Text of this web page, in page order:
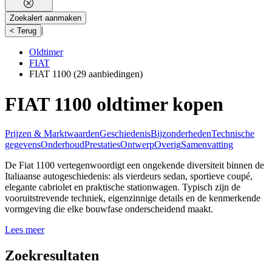
Zoekalert aanmaken
< Terug |
Oldtimer
FIAT
FIAT 1100 (29 aanbiedingen)
FIAT 1100 oldtimer kopen
Prijzen & MarktwaardenGeschiedenisBijzonderhedenTechnische
gegevensOnderhoudPrestatiesOntwerpOverigSamenvatting
De Fiat 1100 vertegenwoordigt een ongekende diversiteit binnen de
Italiaanse autogeschiedenis: als vierdeurs sedan, sportieve coupé,
elegante cabriolet en praktische stationwagen. Typisch zijn de
vooruitstrevende techniek, eigenzinnige details en de kenmerkende
vormgeving die elke bouwfase onderscheidend maakt.
Lees meer
Zoekresultaten